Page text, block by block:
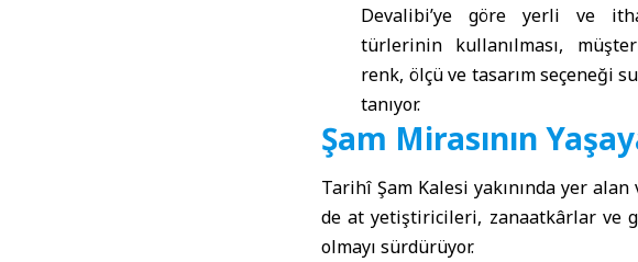
Devalibi’ye göre yerli ve
türlerinin kullanılması,
renk, ölçü ve tasarım seçeneği
tanıyor.
Şam Mirasının
Tarihî Şam Kalesi yakınında yer
de at yetiştiricileri, zanaatkârlar ve
olmayı sürdürüyor.